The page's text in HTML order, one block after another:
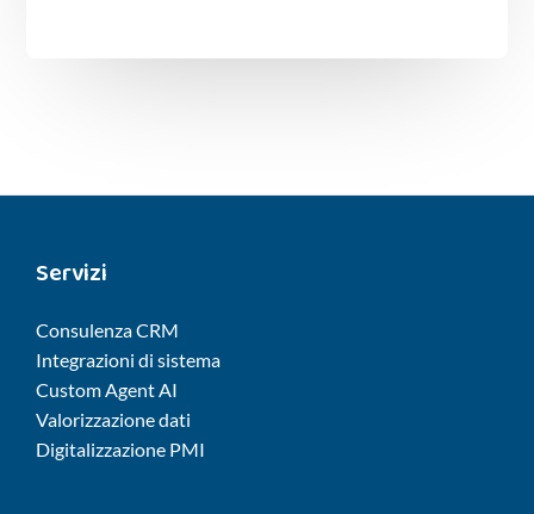
Servizi
Consulenza CRM
Integrazioni di sistema
Custom Agent AI
Valorizzazione dati
Digitalizzazione PMI